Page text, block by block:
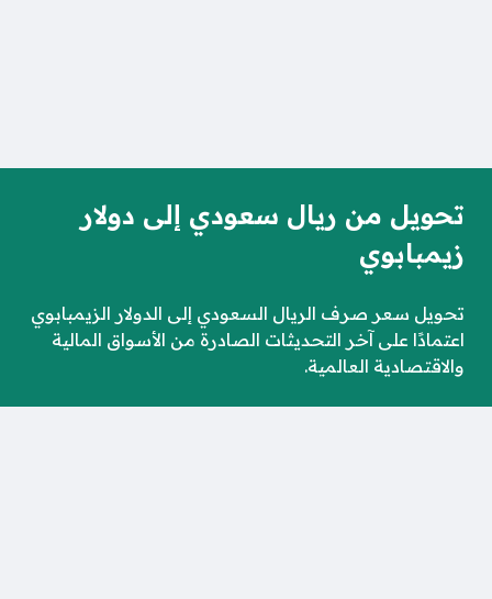
تحويل من ريال سعودي إلى دولار
زيمبابوي
تحويل سعر صرف الريال السعودي إلى الدولار الزيمبابوي
اعتمادًا على آخر التحديثات الصادرة من الأسواق المالية
والاقتصادية العالمية.